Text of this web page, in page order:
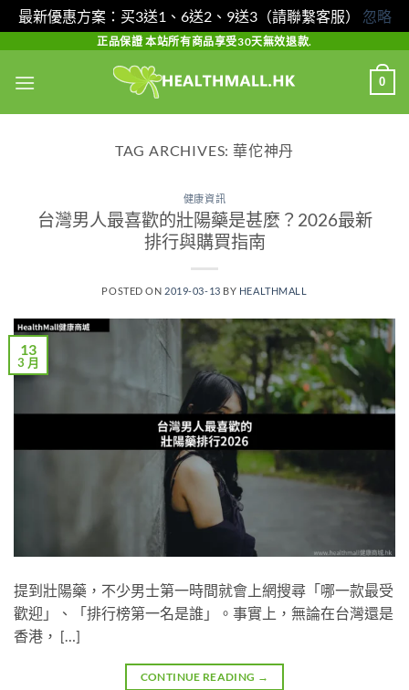
最新優惠方案：买3送1、6送2、9送3（請聯繫客服） 忽略
content
正品保證 本站所有商品享受30天無效退款.
0
TAG ARCHIVES: 華佗神丹
健康資訊
台灣男人最喜歡的壯陽藥是甚麼？2026最新
排行與購買指南
POSTED ON 2019-03-13 BY HEALTHMALL
13
3 月
提到壯陽藥，不少男士第一時間就會上網搜尋「哪一款最受
歡迎」、「排行榜第一名是誰」。事實上，無論在台灣還是
香港， […]
CONTINUE READING →